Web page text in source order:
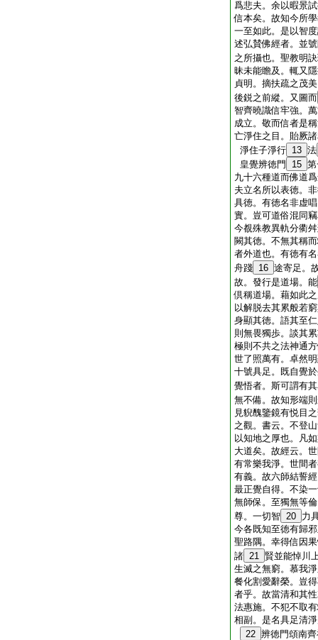
爲悲夫。余以暇景
信本矣。故知今所
一至如此。是以智
述弘賛佛經者。並
之所攝也。聖教明
昧未能瞻及。輒又
貞明。摘扶疏之茂
後鋭之前縱。又圖而
智齊曉識信牢強。
成立。敬而信者是
亡淨住之目。貽厥
淨住子淨行 13 法
皇覺辨徳門
15
九十六種道而佛道
夫立名所以表徳。
具徳。有徳名非虚
實。豈可道俗混同
今覩殊教異軌分衢
闕其徳。不無其稱
者外道也。有徳有
舟踐 16 途寄足。
故。發行是道場。能
倶稱道場。藉如此
以解脱去其累般若
身顯其徳。語其至
則無畏獨歩。談其
極則不共之法神通
世了照萬有。卓然
十號具足。既自覺
覺悟者。斯可謂有
無不備。故知形端
見貎醜鑒鏡有悦目
之觀。書云。不登
以知地之厚也。凡
大道矣。故經云。
有常樂我淨。世間
有義。故六師結誓
最正覺自得。不染
無師保。至獨無等
尊。一切智 20 力
今各既知至徳有歸
聖路隅。幸得信因
諸 21 賢並能悼川
生滅之無窮。慕我
餐化割愛辭榮。豈
者乎。故當清和其
法惠施。不犯不取
相副。是名具足清
22 辨徳門頌南